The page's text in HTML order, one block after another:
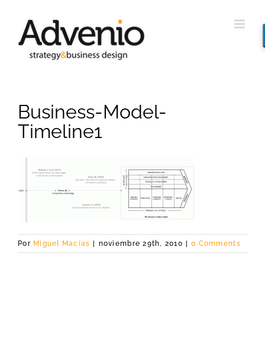
contenido
Business-Model-
Timeline1
Por Miguel Macías noviembre 29th, 2010 0 Comments